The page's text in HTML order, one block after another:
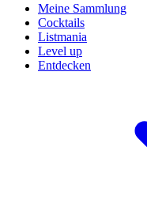
Meine Sammlung
Cocktails
Listmania
Level up
Entdecken